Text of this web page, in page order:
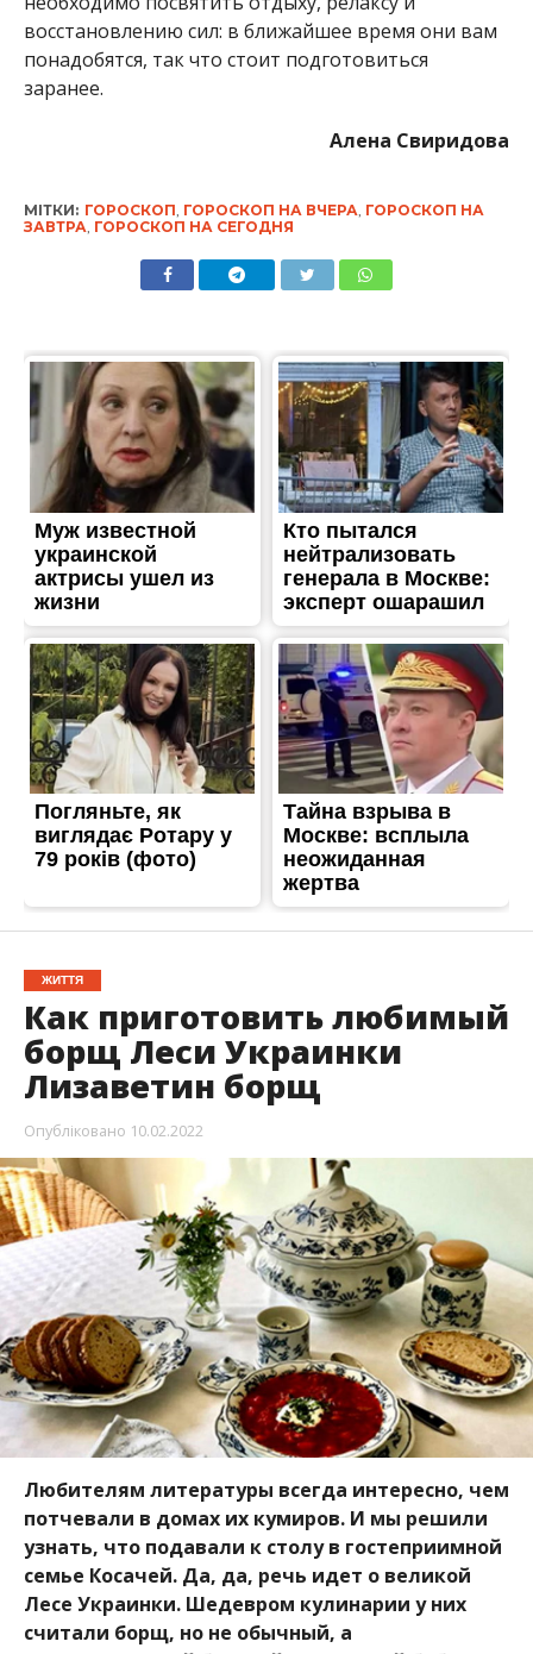
восстановлению сил: в ближайшее время они вам
понадобятся, так что стоит подготовиться
заранее.
Алена Свиридова
МІТКИ: ГОРОСКОП, ГОРОСКОП НА ВЧЕРА, ГОРОСКОП НА
ЗАВТРА, ГОРОСКОП НА СЕГОДНЯ
ЖИТТЯ
Как приготовить любимый
борщ Леси Украинки
Лизаветин борщ
Опубліковано 10.02.2022
Любителям литературы всегда интересно, чем
потчевали в домах их кумиров. И мы решили
узнать, что подавали к столу в гостеприимной
семье Косачей. Да, да, речь идет о великой
Лесе Украинки. Шедевром кулинарии у них
считали борщ, но не обычный, а